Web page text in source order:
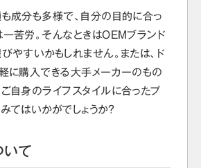
成分も多様で、自分の目的に合っ
苦労。そんなときはOEMブランド
やすいかもしれません。または、ド
に購入できる大手メーカーのもの
自身のライフスタイルに合ったプ
てはいかがでしょうか？
て